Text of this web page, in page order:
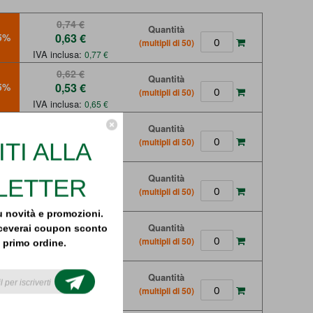
ALLA
novità e promozioni.
coupon sconto
primo ordine.
0,74 €
0,63 €
IVA inclusa: 0,77 €
Quantità
(multipli di 50)
0,62 €
0,53 €
IVA inclusa: 0,65 €
Quantità
(multipli di 50)
IVA inclusa:0,63 €
Quantità
(multipli di 50)
0,47 €
Quantità
(multipli di 50)
0,47 €
Quantità
(multipli di 50)
0,55 €
0,47 €
Quantità
(multipli di 50)